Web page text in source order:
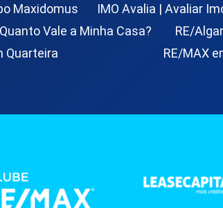
Maxidomus IMO Avalia | Avaliar
Quanto Vale a Minha Casa? RE/
Quarteira RE/MAX